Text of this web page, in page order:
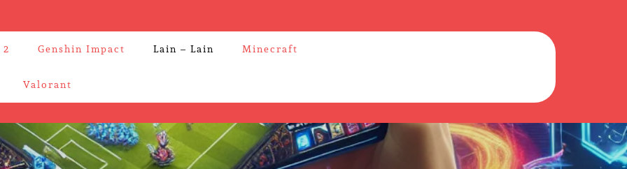
Genshin Impact Lain – Lain Minecraft
Valorant